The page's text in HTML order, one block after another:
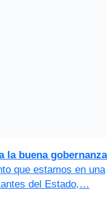
buena gobernanza
que estamos en una
del Estado,…